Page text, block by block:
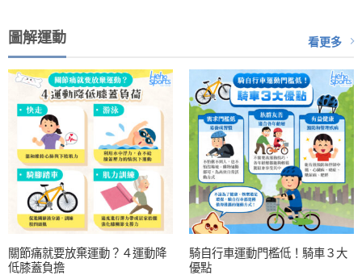
圖解運動 看更多
關節痛就要放棄運動？４運動降
低膝蓋負擔
騎自行車運動門檻低！騎車３大
優點